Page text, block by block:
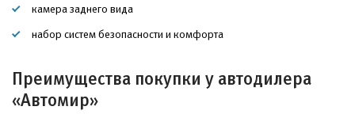
камера заднего вида
набор систем безопасности и комфорта
Преимущества покупки у автодилера
«Автомир»